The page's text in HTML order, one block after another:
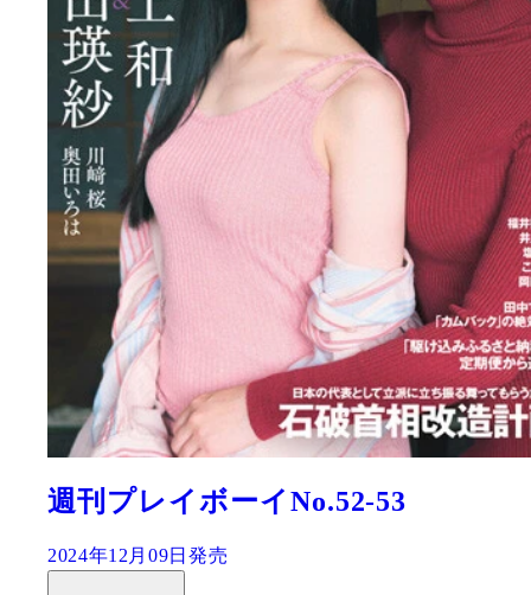
週刊プレイボーイNo.52-53
2024年12月09日発売